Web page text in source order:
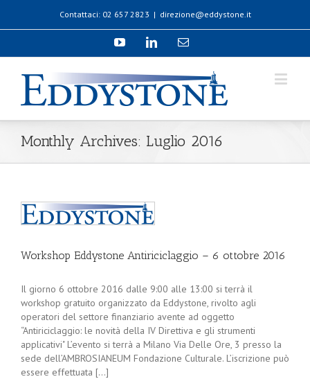
Contattaci: 02 657 2823 | direzione@eddystone.it
Monthly Archives: Luglio 2016
Workshop Eddystone Antiriciclaggio – 6 ottobre 2016
Il giorno 6 ottobre 2016 dalle 9:00 alle 13:00 si terrà il
workshop gratuito organizzato da Eddystone, rivolto agli
operatori del settore finanziario avente ad oggetto
“Antiriciclaggio: le novità della IV Direttiva e gli strumenti
applicativi" L’evento si terrà a Milano Via Delle Ore, 3 presso la
sede dell’AMBROSIANEUM Fondazione Culturale. L’iscrizione può
essere effettuata [...]